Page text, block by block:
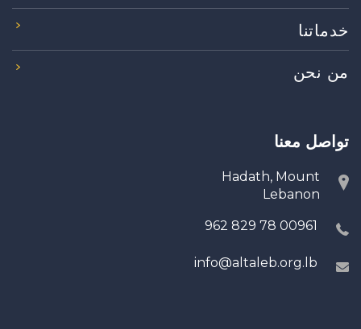
خدماتنا
من نحن
تواصل معنا
Hadath, Mount
Lebanon
00961 78 829 962
info@altaleb.org.lb